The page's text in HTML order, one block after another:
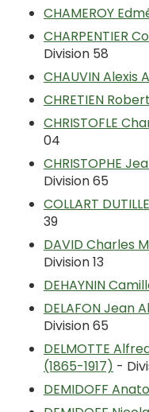
CHAMEROY
CHARPENTIER
Division 58
CHAUVIN Alexis
CHRETIEN
CHRISTOFLE
04
CHRISTOPHE
Division 65
COLLART
39
DAVID Charles
Division 13
DEHAYNIN
DELAFON Jean
Division 65
DELMOTTE
(1865-1917) -
DEMIDOFF